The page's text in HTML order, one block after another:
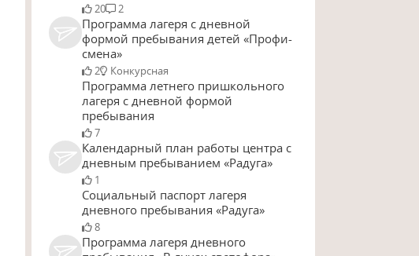
20 2
Программа лагеря с дневной
формой пребывания детей «Профи-
смена»
2 Конкурсная
Программа летнего пришкольного
лагеря с дневной формой
пребывания
7
Календарный план работы центра с
дневным пребыванием «Радуга»
1
Социальный паспорт лагеря
дневного пребывания «Радуга»
8
Программа лагеря дневного